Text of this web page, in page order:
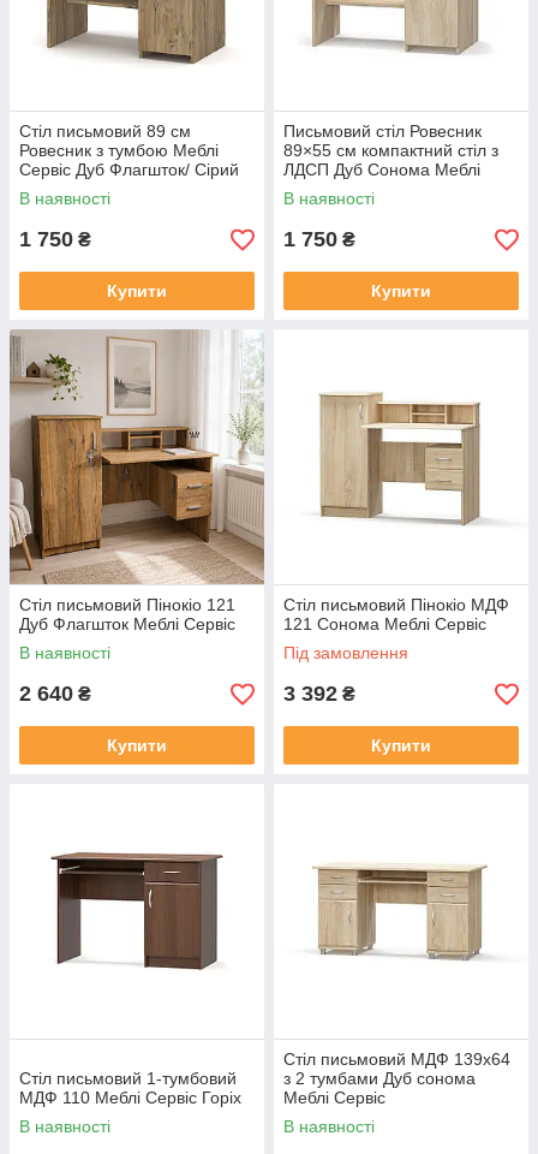
Стіл письмовий 89 см
Ровесник з тумбою Меблі
Сервіс Дуб Флагшток/ Сірий
В наявності
1 750 ₴
Купити
Письмовий стіл Ровесник
89×55 см компактний стіл з
ЛДСП Дуб Сонома Меблі
Сервіс
В наявності
1 750 ₴
Купити
Стіл письмовий Пінокіо 121
Дуб Флагшток Меблі Сервіс
В наявності
2 640 ₴
Купити
Стіл письмовий Пінокіо МДФ
121 Сонома Меблі Сервіс
Під замовлення
3 392 ₴
Купити
Стіл письмовий 1-тумбовий
МДФ 110 Меблі Сервіс Горіх
В наявності
Стіл письмовий МДФ 139х64
з 2 тумбами Дуб сонома
Меблі Сервіс
В наявності